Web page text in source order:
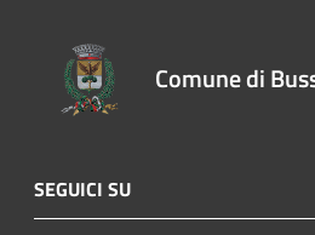
Comune di
SEGUICI SU